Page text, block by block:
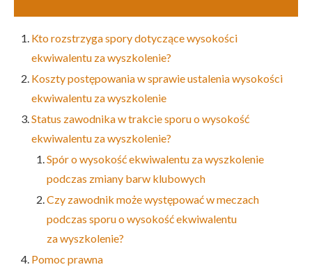
Kto rozstrzyga spory dotyczące wysokości
ekwiwalentu za wyszkolenie?
Koszty postępowania w sprawie ustalenia wysokości
ekwiwalentu za wyszkolenie
Status zawodnika w trakcie sporu o wysokość
ekwiwalentu za wyszkolenie?
Spór o wysokość ekwiwalentu za wyszkolenie
podczas zmiany barw klubowych
Czy zawodnik może występować w meczach
podczas sporu o wysokość ekwiwalentu
za wyszkolenie?
Pomoc prawna